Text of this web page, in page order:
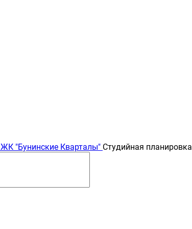
ЖК "Бунинские Кварталы" Студийная планировка